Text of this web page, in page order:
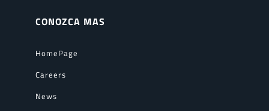
CONOZCA MAS
HomePage
Careers
News